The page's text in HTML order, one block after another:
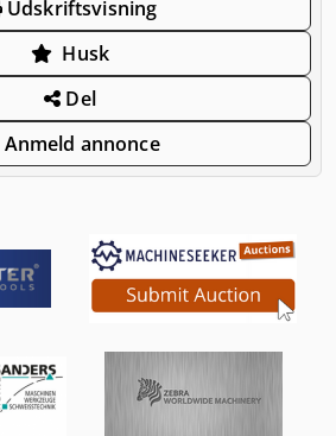
Udskriftsvisning
Husk
Del
Anmeld annonce